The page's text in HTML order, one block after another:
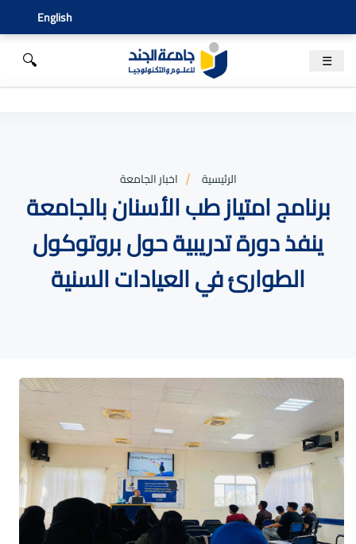
English
☰
🔍
الرئيسية اخبار الجامعة
برنامج امتياز طب الأسنان بالجامعة
ينفذ دورة تدريبية حول بروتوكول
الطوارئ في العيادات السنية